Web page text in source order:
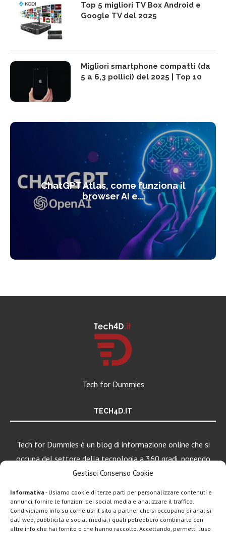
Gestisci Consenso Cookie
Informativa - Usiamo cookie di terze parti per personalizzare contenuti e
annunci, fornire le funzioni dei social media e analizzare il traffico.
Condividiamo info su come usi il sito a partner che si occupano di analisi
dati web, pubblicità e social media, i quali potrebbero combinarle con
altre info che hai fornito o che hanno raccolto. Accettando, permetti l’uso
Top 5 migliori TV Box Android e
Google TV del 2025
Migliori smartphone compatti (da
5 a 6,3 pollici) del 2025 | Top 10
ChatGPT Atlas, come funziona il
browser AI e...
Tech for Dummies
TECH4D.IT
Tech for Dummies è un blog di informazione online che si
occupa del settore della tecnologia a 360 gradi, ponendo
una particolare attenzione al mondo Android, Apple e
LEGGI ANCHE
Google lancia